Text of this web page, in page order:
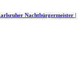
Nachtbürgermeister |